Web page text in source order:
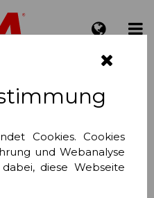
für
Cookies. Cookies
und Webanalyse
diese Webseite